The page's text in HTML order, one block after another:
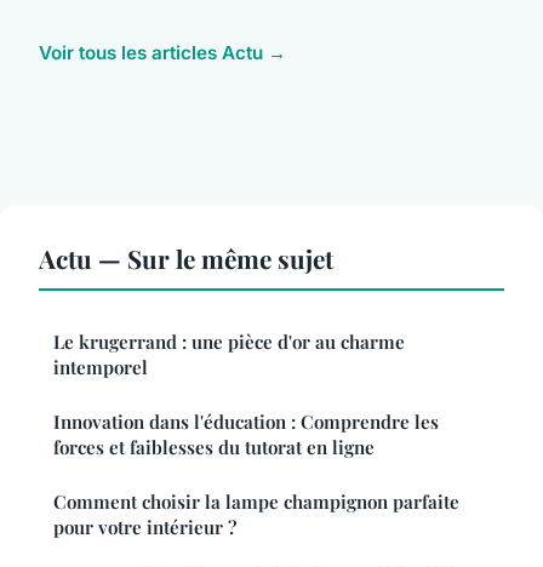
Voir tous les articles Actu →
Actu — Sur le même sujet
Le krugerrand : une pièce d'or au charme
intemporel
Innovation dans l'éducation : Comprendre les
forces et faiblesses du tutorat en ligne
Comment choisir la lampe champignon parfaite
pour votre intérieur ?